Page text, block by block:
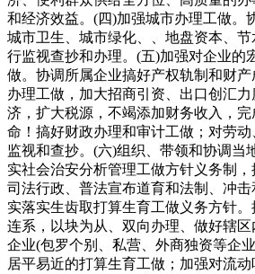
和经济效益。(四)加强城市办理工做。
城市卫生、城市绿化、、地盘资本、
行监视查抄和办理。(五)加强对企业的
做。协调所属企业搞好产权轨制和财
办理工做，加大招商引资、出口创汇
济，扩大税源，不竭添加财务收入，
命！搞好财政办理和审计工做；对劳动
监视和查抄。(六)组织、带领和协调当
实社会治安分析管理工做方针义务制
司法行政、普法宣布道育和法制、冲
实落实生齿取打算生育工做义务方针
连系，以块为从、双向办理、做好辖区
企业(包罗个别、私营、外商独资等企
居平易近的打算生育工做；加强对流动